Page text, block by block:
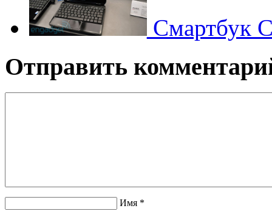
Смартбук
Отправить
Имя *